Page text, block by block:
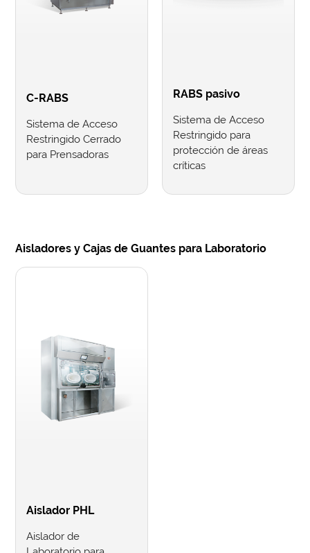
C-RABS
Sistema de Acceso
Restringido Cerrado
para Prensadoras
RABS pasivo
Sistema de Acceso
Restringido para
protección de áreas
críticas
Aisladores y Cajas de Guantes para Laboratorio
Aislador PHL
Aislador de